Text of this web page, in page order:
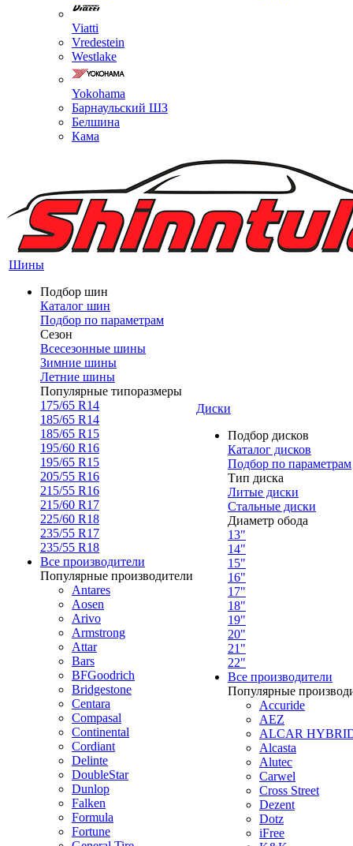
Viatti
Vredestein
Westlake
Yokohama
Барнаульский ШЗ
Белшина
Кама
Шины
Подбор шин
Каталог шин
Подбор по параметрам
Сезон
Всесезонные шины
Зимние шины
Летние шины
Популярные типоразмеры
175/65 R14
185/65 R14
185/65 R15
195/60 R16
195/65 R15
205/55 R16
215/55 R16
215/60 R17
225/60 R18
235/55 R17
235/55 R18
Все производители
Популярные производители
Antares
Aosen
Arivo
Armstrong
Attar
Bars
BFGoodrich
Bridgestone
Centara
Compasal
Continental
Cordiant
Delinte
DoubleStar
Dunlop
Falken
Formula
Fortune
Диски
Подбор дисков
Каталог дисков
Подбор по параметрам
Тип диска
Литые диски
Стальные диски
Диаметр обода
13"
14"
15"
16"
17"
18"
19"
20"
21"
22"
Все производители
Популярные
Accuride
AEZ
ALCAR
Alcasta
Alutec
Carwel
Cross Street
Dezent
Dotz
iFree